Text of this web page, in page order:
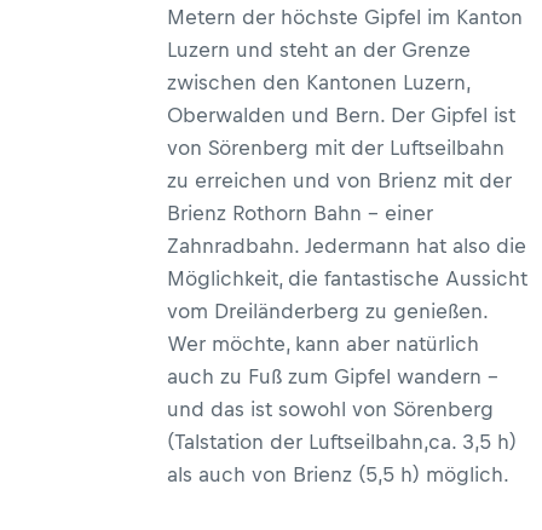
ist.&nbsp; Auf dieser fünftägigen
Wanderung in der UNESCO
Biosphäre Entlebuch wandert man
in einer abwechslungsreichen Runde
ab Sörenberg und kommt an
unzähligen großen und kleinen
Mooren vorbei –&nbsp;jedes für sich
ist ein wahrer Naturschatz.&nbsp;
Die Etappen im Detail
Metern der höchste Gipfel im Kanton
Luzern und steht an der Grenze
zwischen den Kantonen Luzern,
Oberwalden und Bern. Der Gipfel ist
von Sörenberg mit der Luftseilbahn
zu erreichen und von Brienz mit der
Brienz Rothorn Bahn – einer
Zahnradbahn. Jedermann hat also die
Möglichkeit, die fantastische Aussicht
vom Dreiländerberg zu genießen.
Wer möchte, kann aber natürlich
auch zu Fuß zum Gipfel wandern –
und das ist sowohl von Sörenberg
(Talstation der Luftseilbahn,ca. 3,5 h)
als auch von Brienz (5,5 h) möglich.